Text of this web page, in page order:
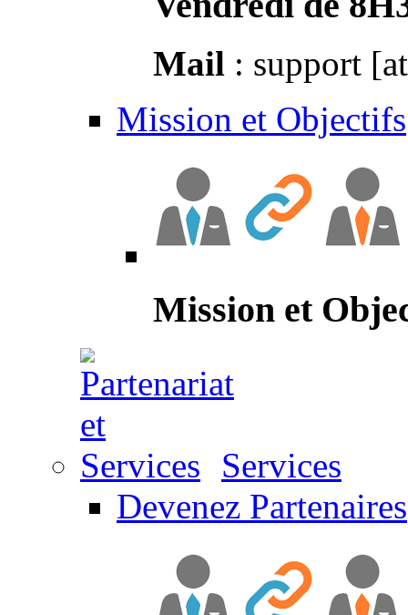
Mail : support
Mission et Objectifs
Mission et
Services
Devenez Partenaires